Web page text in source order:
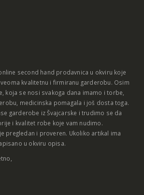
second hand prodavnica u okviru koje
kvalitetnu i firmiranu garderobu. Osim
koja se nosi svakoga dana imamo i torbe,
medicinska pomagala i još dosta toga.
garderobe iz Švajcarske i trudimo se da
i kvalitet robe koje vam nudimo.
pregledan i proveren. Ukoliko artikal ima
u okviru opisa.